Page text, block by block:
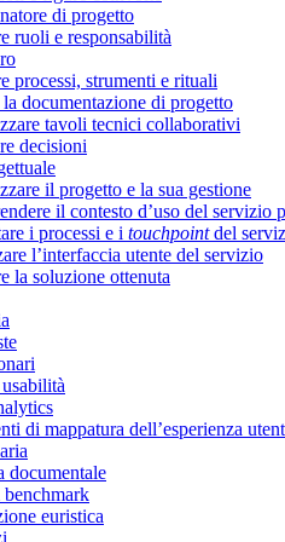
di progetto
ruoli e responsabilità
processi, strumenti e rituali
documentazione di progetto
tavoli tecnici collaborativi
decisioni
il progetto e la sua gestione
il contesto d’uso del servizio
i processi e i touchpointdel
l’interfaccia utente del servizio
la soluzione ottenuta
di mappatura dell’esperienza
documentale
euristica